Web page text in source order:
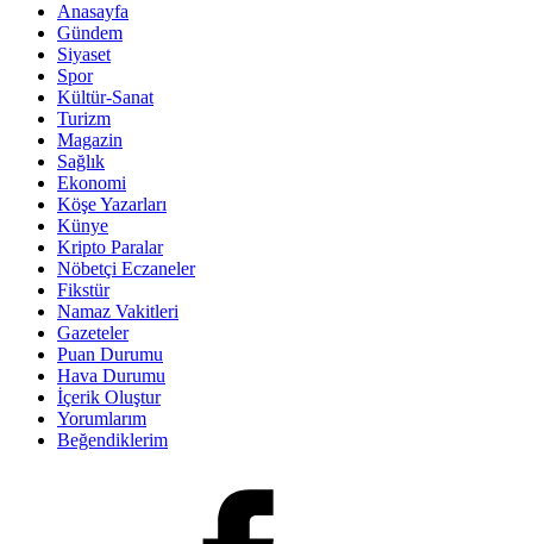
Anasayfa
Gündem
Siyaset
Spor
Kültür-Sanat
Turizm
Magazin
Sağlık
Ekonomi
Köşe Yazarları
Künye
Kripto Paralar
Nöbetçi Eczaneler
Fikstür
Namaz Vakitleri
Gazeteler
Puan Durumu
Hava Durumu
İçerik Oluştur
Yorumlarım
Beğendiklerim